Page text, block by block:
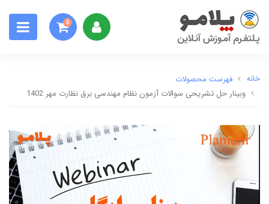
0
خانه
فهرست محصولات
وبینار حل تشریحی سوالات آزمون نظام مهندسی برق نظارت مهر 1402